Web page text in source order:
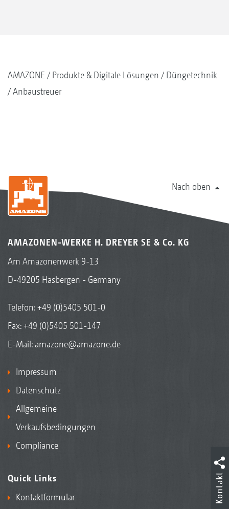
AMAZONE Produkte & Digitale Lösungen
Düngetechnik
Anbaustreuer
Nach oben
AMAZONEN-WERKE H. DREYER SE & Co. KG
Am Amazonenwerk 9-13
D-49205 Hasbergen - Germany
Telefon:+49 (0)5405 501-0
Fax: +49 (0)5405 501-147
E-Mail: amazone@amazone.de
Impressum
Datenschutz
Allgemeine
Verkaufsbedingungen
Compliance
Quick Links
Kontaktformular
Kontakt